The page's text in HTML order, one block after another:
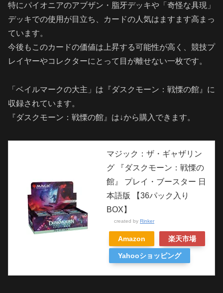
特にパイオニアのアブザン・脂牙デッキや「奇怪な具現」
デッキでの使用が目立ち、カードの人気はますます高まっ
ています。
今後もこのカードの価値は上昇する可能性が高く、競技プ
レイヤーやコレクターにとって目が離せない一枚です。
「ベイルマークの大主」は『ダスクモーン：戦慄の館』に
収録されています。
『ダスクモーン：戦慄の館』は↓から購入できます。
マジック：ザ・ギャザリン
グ 『ダスクモーン：戦慄の
館』 プレイ・ブースター 日
本語版 【36パック入り
BOX】
created by Rinker
Amazon 楽天市場
Yahooショッピング